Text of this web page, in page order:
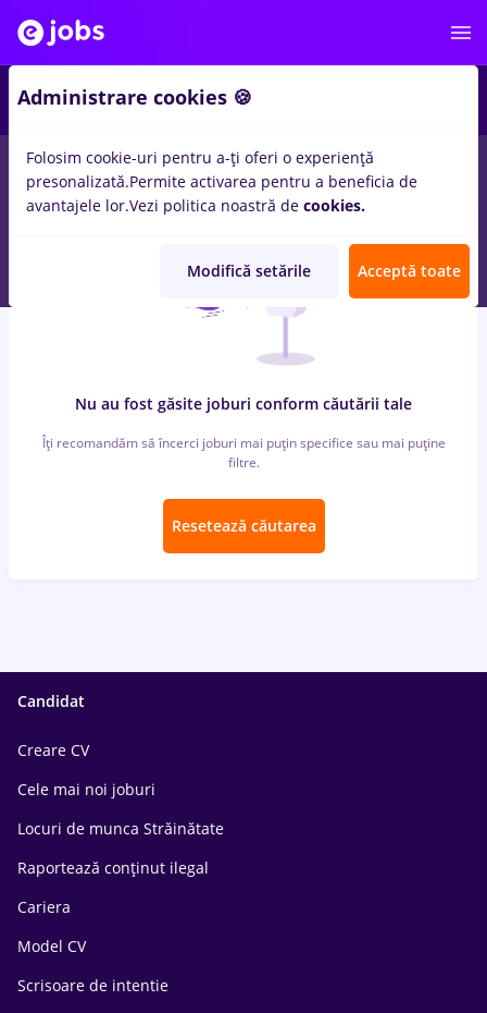
locuri de muncaremax
Nu au fost găsite joburi conform căutării tale
Îți recomandăm să încerci joburi mai puțin specifice sau mai puține
filtre.
Resetează căutarea
Candidat
Creare CV
Cele mai noi joburi
Locuri de munca Străinătate
Raportează conținut ilegal
Cariera
Model CV
Scrisoare de intentie
Administrare cookies 🍪
Folosim cookie-uri pentru a-ți oferi o experiență
presonalizată.Permite activarea pentru a beneficia de
avantajele lor.Vezi politica noastră de cookies.
Modifică setările Acceptă toate